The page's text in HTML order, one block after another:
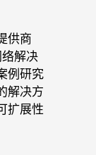
供商
解决
例研究
解决方
扩展性